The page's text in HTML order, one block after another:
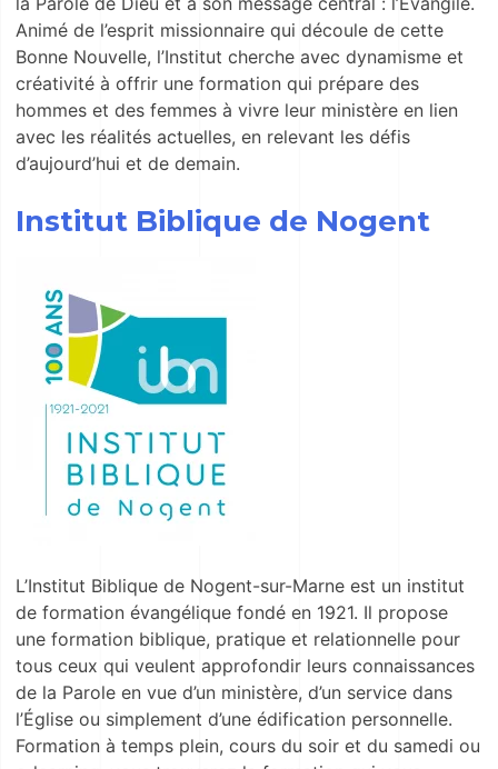
Animé de l’esprit missionnaire qui découle de cette
Bonne Nouvelle, l’Institut cherche avec dynamisme et
créativité à offrir une formation qui prépare des
hommes et des femmes à vivre leur ministère en lien
avec les réalités actuelles, en relevant les défis
d’aujourd’hui et de demain.
Institut Biblique de Nogent
L’Institut Biblique de Nogent-sur-Marne est un institut
de formation évangélique fondé en 1921. Il propose
une formation biblique, pratique et relationnelle pour
tous ceux qui veulent approfondir leurs connaissances
de la Parole en vue d’un ministère, d’un service dans
l’Église ou simplement d’une édification personnelle.
Formation à temps plein, cours du soir et du samedi ou